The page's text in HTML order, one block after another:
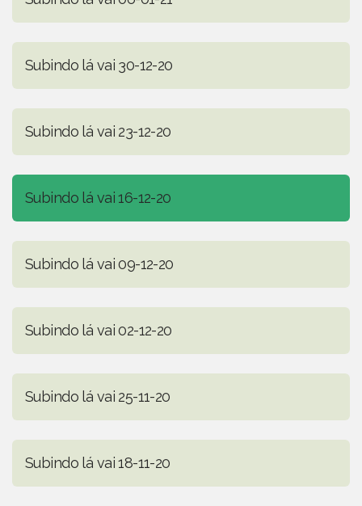
Subindo lá vai 30-12-20
Subindo lá vai 23-12-20
Subindo lá vai 16-12-20
Subindo lá vai 09-12-20
Subindo lá vai 02-12-20
Subindo lá vai 25-11-20
Subindo lá vai 18-11-20